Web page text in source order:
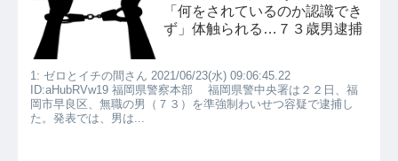
「何をされているのか認識でき
ず」体触られる…７３歳男逮捕
1: ゼロとイチの間さん 2021/06/23(水) 09:06:45.22
ID:aHubRVw19 福岡県警察本部 福岡県警中央署は２２日、福
岡市早良区、無職の男（７３）を準強制わいせつ容疑で逮捕し
た。発表では、男は...